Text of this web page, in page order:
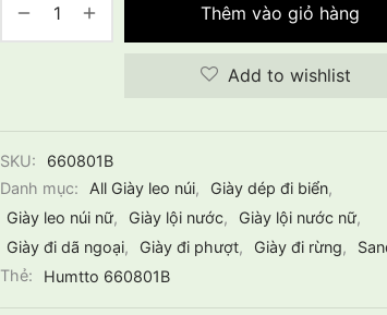
Thêm vào giỏ hàng
Add to wishlist
SKU:
660801B
Danh mục:
All Giày leo núi, Giày dép đi biển,
Giày leo núi nữ, Giày lội nước, Giày lội nước nữ,
Giày đi dã ngoại, Giày đi phượt, Giày đi rừng,
Thẻ:
Humtto 660801B